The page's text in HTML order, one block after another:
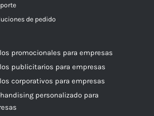
de pedido
promocionales para empresas
publicitarios para empresas
corporativos para empresas
personalizado para